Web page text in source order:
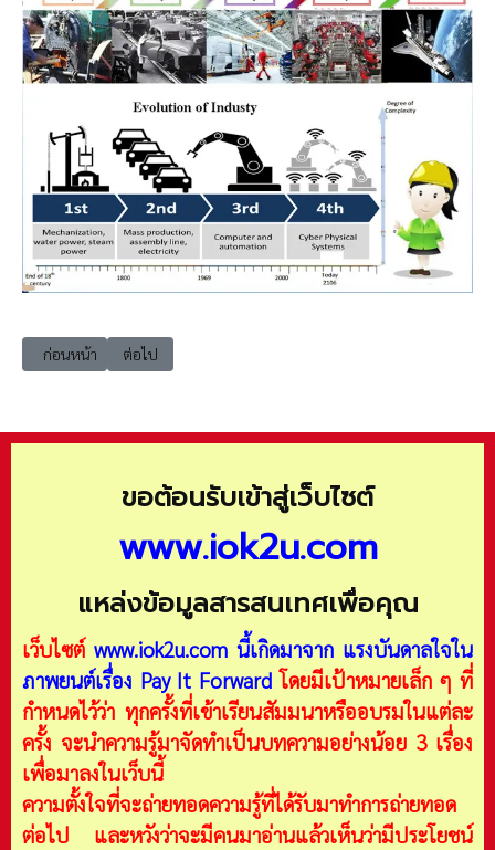
เนื้อหาก่อนหน้า: Industry4 อุตสาหกรรม 4.0 (Industry 4.0) รวมข้อมูล
ก่อนหน้า เนื้อหาถัดไป: Industry4 บุคคลากรในงานด้านอุตสาหกรรม
ต่อไป
ขอต้อนรับเข้าสู่เว็บไซต์
www.iok2u.com
แหล่งข้อมูลสารสนเทศเพื่อคุณ
เว็บไซต์ www.iok2u.com นี้เกิดมาจาก แรงบันดาลใจใน
ภาพยนต์เรื่อง Pay It Forward โดยมีเป้าหมายเล็ก ๆ ที่
กำหนดไว้ว่า ทุกครั้งที่เข้าเรียนสัมมนาหรืออบรมในแต่ละ
ครั้ง จะนำความรู้มาจัดทำเป็นบทความอย่างน้อย 3 เรื่อง
เพื่อมาลงในเว็บนี้
ความตั้งใจที่จะถ่ายทอดความรู้ที่ได้รับมาทำการถ่ายทอด
ต่อไป และหวังว่าจะมีคนมาอ่านแล้วเห็นว่ามีประโยชน์